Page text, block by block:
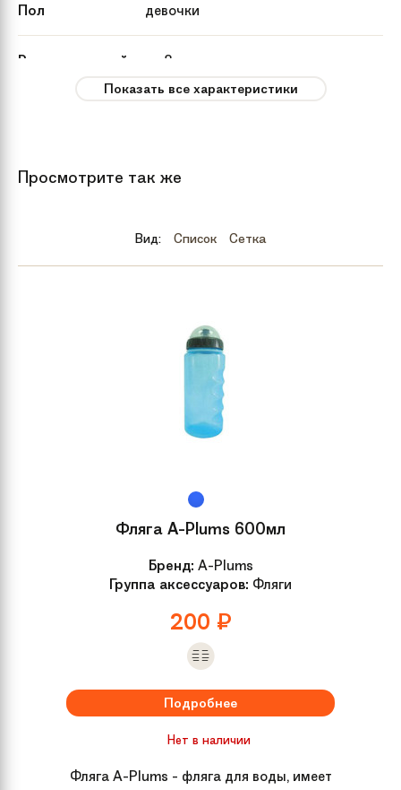
Пол девочки
Рекомендуемый
от 8 лет
Тип тормозов V-brake
Schwinn
Schwinn Steel Suspension
Резиновые
Рулевая колонка Steel-Headset
Передний тормозРучной
Показать все характеристики
Просмотрите так же
Вид: Список Сетка
Фляга A-Plums 600мл
Бренд: A-Plums
Группа аксессуаров: Фляги
200 ₽
Подробнее
Нет в наличии
Фляга A-Plums - фляга для воды, имеет